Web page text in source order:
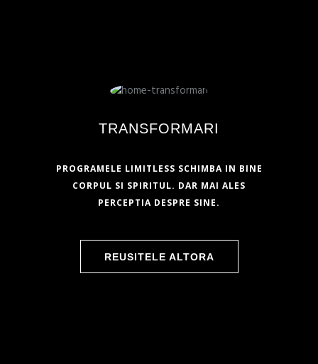
TRANSFORMARI
PROGRAMELE LIMITLESS SCHIMBA IN BINE
CORPUL SI SPIRITUL. DAR MAI ALES
PERCEPTIA DESPRE SINE.
REUSITELE ALTORA